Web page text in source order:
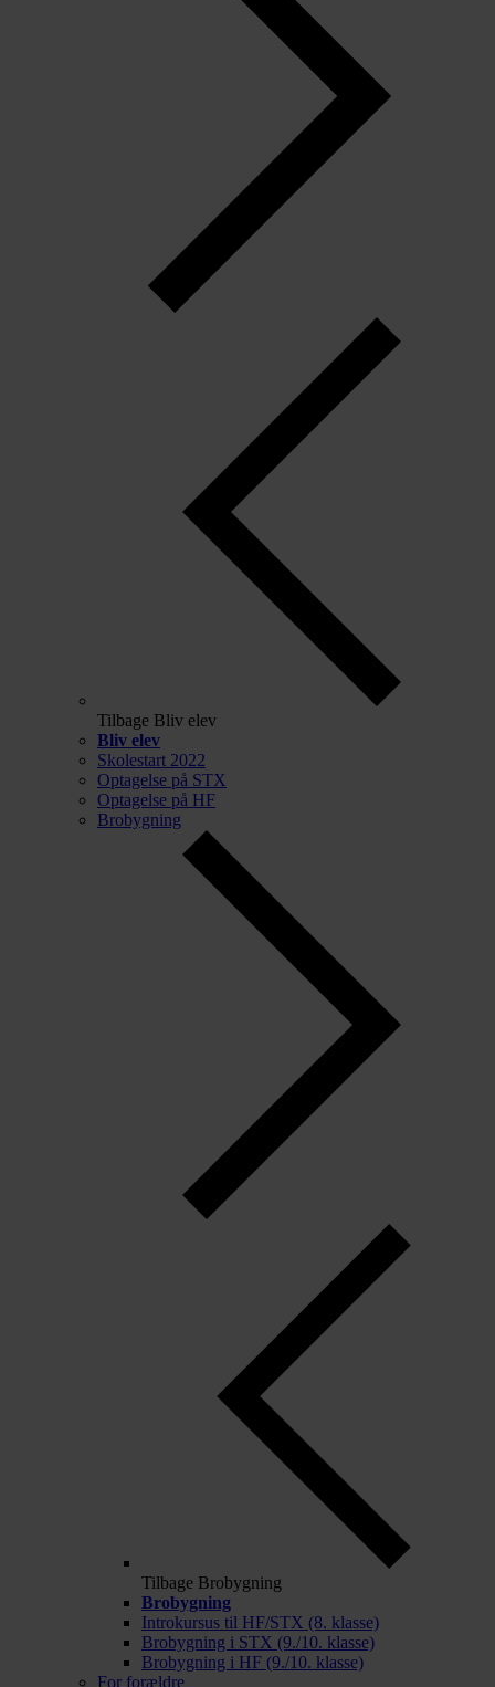
Tilbage Bliv elev
Bliv elev
Skolestart 2022
Optagelse på STX
Optagelse på HF
Brobygning
Tilbage Brobygning
Brobygning
Introkursus til HF/STX (8. klasse)
Brobygning i STX (9./10. klasse)
Brobygning i HF (9./10. klasse)
For forældre